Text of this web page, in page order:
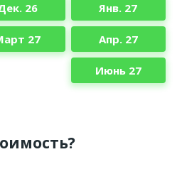
26 Янв. 27
27 Апр. 27
Июнь 27